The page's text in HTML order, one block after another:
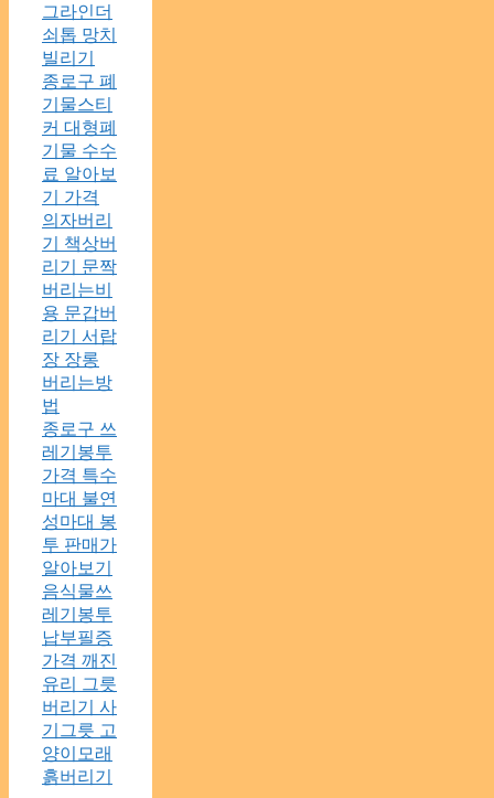
그라인더
쇠톱 망치
빌리기
종로구 폐
기물스티
커 대형폐
기물 수수
료 알아보
기 가격
의자버리
기 책상버
리기 문짝
버리는비
용 문갑버
리기 서랍
장 장롱
버리는방
법
종로구 쓰
레기봉투
가격 특수
마대 불연
성마대 봉
투 판매가
알아보기
음식물쓰
레기봉투
납부필증
가격 깨진
유리 그릇
버리기 사
기그릇 고
양이모래
흙버리기